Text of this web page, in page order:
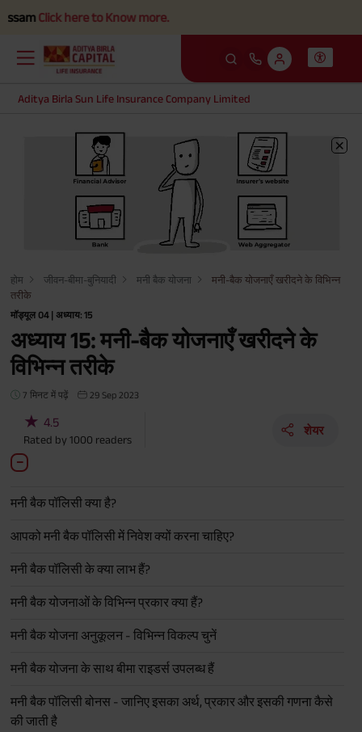
Click here to Know more.
Aditya Birla Sun Life Insurance Company Limited
होम जीवन-बीमा-बुनियादी मनी बैक योजना
मनी-बैक योजनाएँ खरीदने के विभिन्न
तरीके
मॉड्यूल 04 | अध्याय: 15
अध्याय 15: मनी-बैक योजनाएँ खरीदने के
विभिन्न तरीके
7 मिनट में पढ़ें 29 Sep 2023
★ 4.5
Rated by 1000 readers
शेयर
मनी बैक पॉलिसी क्या है?
आपको मनी बैक पॉलिसी में निवेश क्यों करना चाहिए?
मनी बैक पॉलिसी के क्या लाभ हैं?
मनी बैक योजनाओं के विभिन्न प्रकार क्या हैं?
मनी बैक योजना अनुकूलन - विभिन्न विकल्प चुनें
मनी बैक योजना के साथ बीमा राइडर्स उपलब्ध हैं
मनी बैक पॉलिसी बोनस - जानिए इसका अर्थ, प्रकार और इसकी गणना कैसे
की जाती है